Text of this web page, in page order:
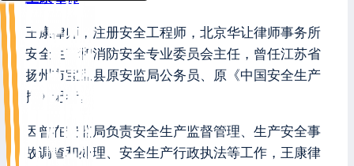
王康律师，注册安全工程师，北京华让律师事务所
安全生产和消防安全专业委员会主任，曾任江苏省
扬州市宝应县原安监局公务员、原《中国安全生产
报》记者。
因曾在安监局负责安全生产监督管理、生产安全事
故调查和处理、安全生产行政执法等工作，王康律